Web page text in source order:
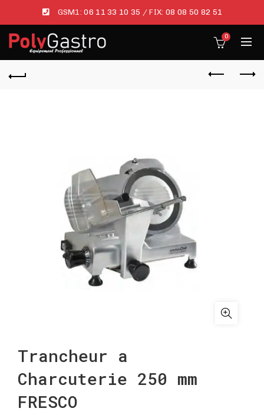
GSM1:06 11 33 10 35 / FIX: 08 08 50 82 51
0
Trancheur a
Charcuterie 250 mm
FRESCO